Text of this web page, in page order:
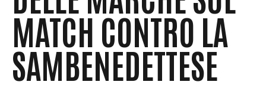
MATCH CONTRO LA
SAMBENEDETTESE